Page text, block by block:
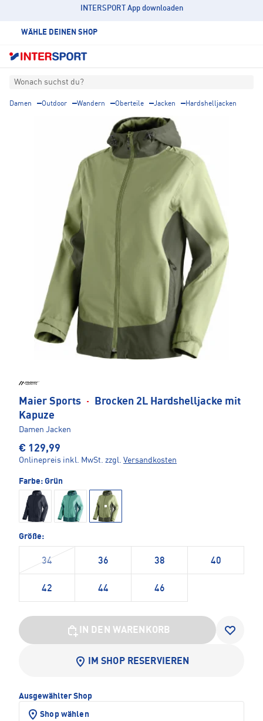
INTERSPORT App downloaden
WÄHLE DEINEN SHOP
Wonach suchst du?
Damen Outdoor Wandern Oberteile Jacken Hardshelljacken
Maier Sports ·
Brocken 2L Hardshelljacke mit
Kapuze
Damen Jacken
€ 129,99
Onlinepreis inkl. MwSt. zzgl. Versandkosten
Farbe: Grün
Größe:
34 36 38 40
42 44 46
IN DEN WARENKORB
IM SHOP RESERVIEREN
Ausgewählter Shop
Shop wählen